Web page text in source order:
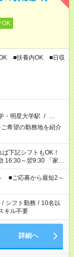
OK
■扶養内OK ■日収
・明星大学駅 / …
希望の勤務地を紹介
～翌9:30 「家族
の準備がしたい」
望を教えてください
週40時間を超える場
■ご応募から最短2～
/ シフト勤務 / 10名以
キル不要
詳細へ